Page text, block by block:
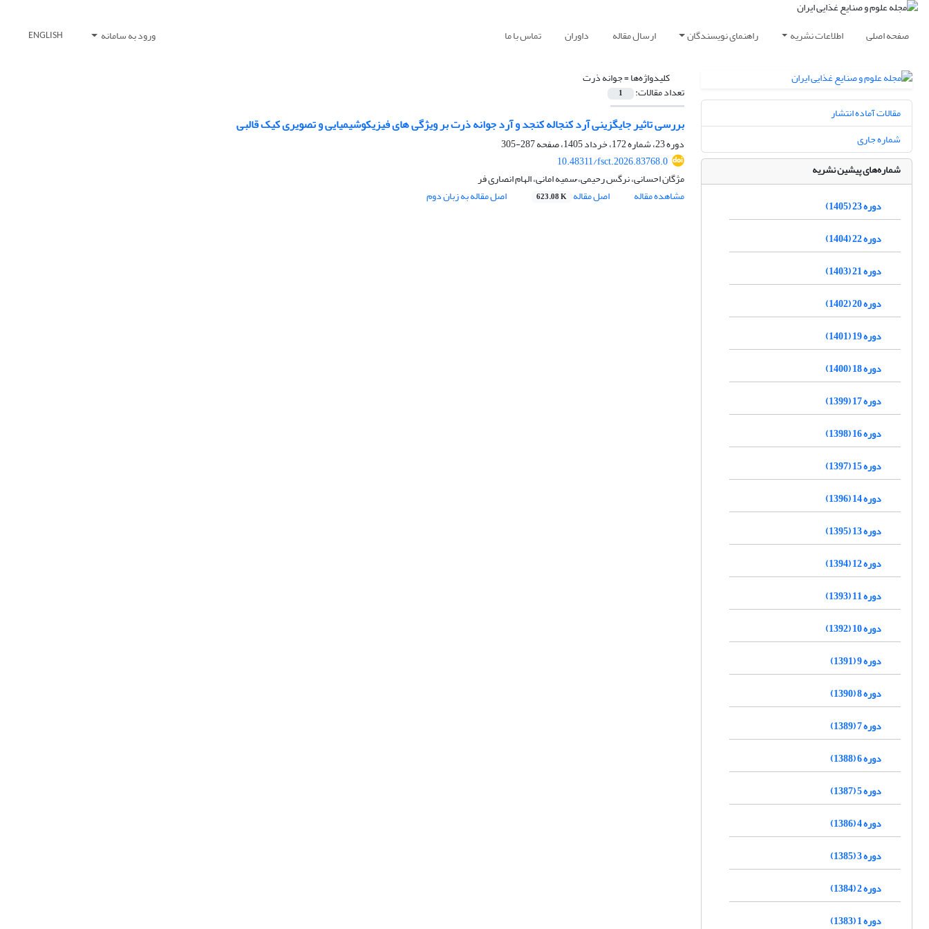
صفحه اصلی اطلاعات نشریه راهنمای نویسندگان ارسال مقاله داوران تماس با ما ورود به سامانه ENGLISH
کلیدواژه‌ها =جوانه ذرت
تعداد مقالات: 1
بررسی تاثیر جایگزینی آرد کنجاله کنجد و آرد جوانه ذرت بر ویژگی های فیزیکوشیمیایی و تصویری کیک قالبی
دوره 23، شماره 172، خرداد 1405، صفحه
287-305
10.48311/fsct.2026.83768.0
مژگان احسانی، نرگس رحیمی، ُسمیه امانی، الهام انصاری فر
مشاهده مقاله
اصل مقاله 623.08 K اصل مقاله به زبان دوم
مقالات آماده انتشار
شماره جاری
شماره‌های پیشین نشریه
دوره 23 (1405)
دوره 22 (1404)
دوره 21 (1403)
دوره 20 (1402)
دوره 19 (1401)
دوره 18 (1400)
دوره 17 (1399)
دوره 16 (1398)
دوره 15 (1397)
دوره 14 (1396)
دوره 13 (1395)
دوره 12 (1394)
دوره 11 (1393)
دوره 10 (1392)
دوره 9 (1391)
دوره 8 (1390)
دوره 7 (1389)
دوره 6 (1388)
دوره 5 (1387)
دوره 4 (1386)
دوره 3 (1385)
دوره 2 (1384)
دوره 1 (1383)